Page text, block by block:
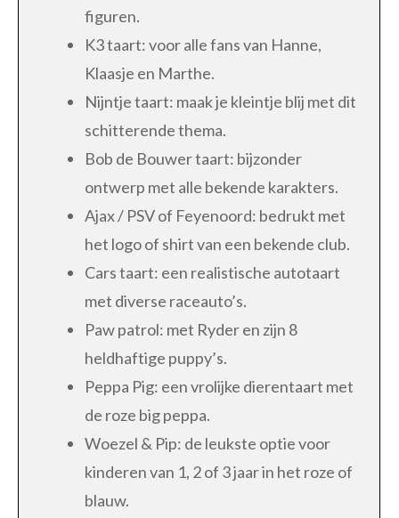
figuren.
K3 taart: voor alle fans van Hanne,
Klaasje en Marthe.
Nijntje taart: maak je kleintje blij met dit
schitterende thema.
Bob de Bouwer taart: bijzonder
ontwerp met alle bekende karakters.
Ajax / PSV of Feyenoord: bedrukt met
het logo of shirt van een bekende club.
Cars taart: een realistische autotaart
met diverse raceauto’s.
Paw patrol: met Ryder en zijn 8
heldhaftige puppy’s.
Peppa Pig: een vrolijke dierentaart met
de roze big peppa.
Woezel & Pip: de leukste optie voor
kinderen van 1, 2 of 3 jaar in het roze of
blauw.